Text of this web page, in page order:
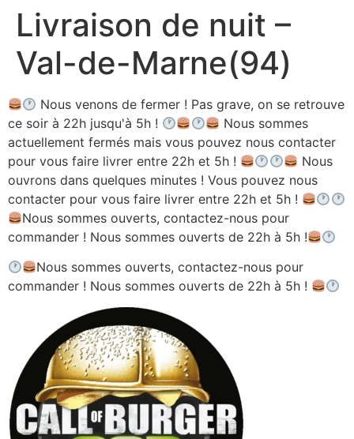
Aller
contenu
Livraison de nuit –
Val-de-Marne(94)
Nous venons de fermer ! Pas grave, on se retrouve
ce soir à 22h jusqu'à 5h !
Nous sommes
actuellement fermés mais vous pouvez nous contacter
pour vous faire livrer entre 22h et 5h !
Nous
ouvrons dans quelques minutes ! Vous pouvez nous
contacter pour vous faire livrer entre 22h et 5h !
Nous sommes ouverts, contactez-nous pour
commander ! Nous sommes ouverts de 22h à 5h !
Nous sommes ouverts, contactez-nous pour
commander ! Nous sommes ouverts de 22h à 5h !